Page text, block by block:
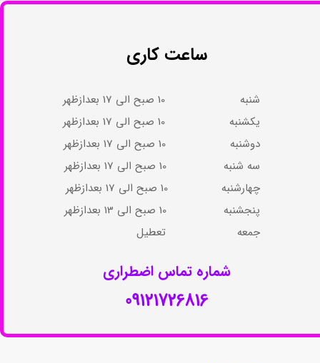
ساعت کاری
شماره تماس اضطراری​​​​​​​
09121726816
شنبه 10 صبح الی 17 بعدازظهر
یکشنبه 10 صبح الی 17 بعدازظهر
دوشنبه 10 صبح الی 17 بعدازظهر
سه شنبه 10 صبح الی 17 بعدازظهر
چهارشنبه 10 صبح الی 17 بعدازظهر​​​​​​​
پنجشنبه 10 صبح الی 13 بعدازظهر​​​​​​​
جمعه تعطیل​​​​​​​​​​​​​​​​​​​​​